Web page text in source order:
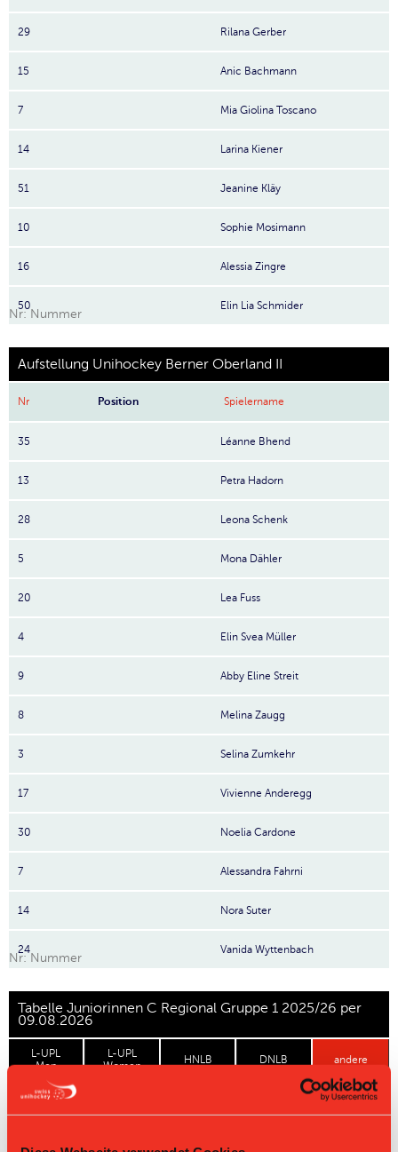
29 Rilana Gerber
15 Anic Bachmann
7 Mia Giolina Toscano
14 Larina Kiener
51 Jeanine Kläy
10 Sophie Mosimann
16 Alessia Zingre
50 Elin Lia Schmider
Nr: Nummer
Aufstellung Unihockey Berner Oberland II
Nr Position Spielername
35 Léanne Bhend
13 Petra Hadorn
28 Leona Schenk
5 Mona Dähler
20 Lea Fuss
4 Elin Svea Müller
9 Abby Eline Streit
8 Melina Zaugg
3 Selina Zumkehr
17 Vivienne Anderegg
30 Noelia Cardone
7 Alessandra Fahrni
14 Nora Suter
24 Vanida Wyttenbach
Nr: Nummer
Tabelle Juniorinnen C Regional Gruppe 1 2025/26 per
09.08.2026
L-UPL
Men
L-UPL
Women
HNLB DNLB andere
Rg. Team P